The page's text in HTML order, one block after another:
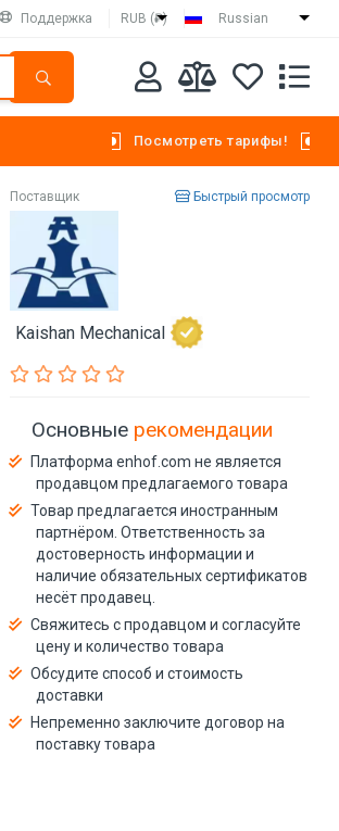
Поддержка RUB (₽) Russian
Посмотреть тарифы!
Поставщик Быстрый просмотр
Kaishan Mechanical
Основные рекомендации
Платформа enhof.com не является
продавцом предлагаемого товара
Товар предлагается иностранным
партнёром. Ответственность за
достоверность информации и
наличие обязательных сертификатов
несёт продавец.
Свяжитесь с продавцом и согласуйте
цену и количество товара
Обсудите способ и стоимость
доставки
Непременно заключите договор на
поставку товара